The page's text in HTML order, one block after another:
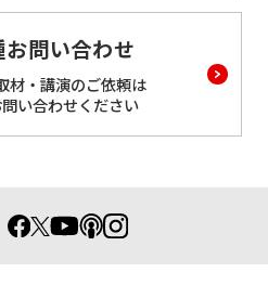
お問い合わせ
材・講演のご依頼は
い合わせください